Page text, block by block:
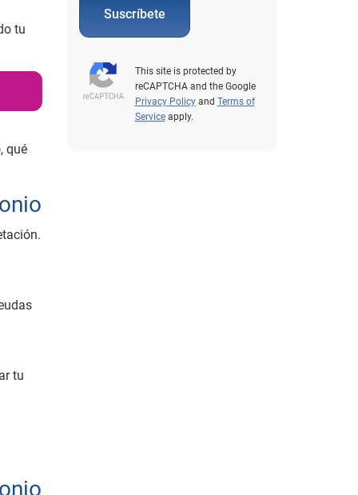
tu
qué
tu
Suscríbete
This site is protected by
reCAPTCHA and the Google
Privacy Policyand Terms of
Serviceapply.